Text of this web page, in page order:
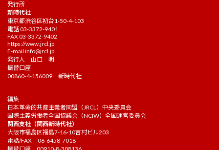
発行所
新時代社
東京都渋谷区初台1-50-4-103
電話 03-3372-9401
FAX 03-3372-9402
https://www.jrcl.jp
E-mail info@jrcl.jp
発行人 山口 明
振替口座
00860-4-156009 新時代社
編集
日本革命的共産主義者同盟（JRCL）中央委員会
国際主義労働者全国協議会（NCIW）全国運営委員会
関西支社（関西新時代社）
大阪市福島区福島7-16-10吉村ビル203
電話/FAX 06-6458-7018